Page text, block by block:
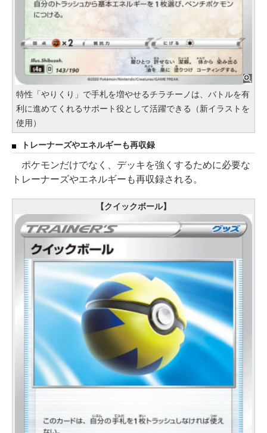
特性「やりくり」で手札を増やせるチラチーノは、バトルを有
利に進めてくれるサポート役として活躍できる（新イラストを
使用）
トレーナーズやエネルギーも再収録
ポケモンだけでなく、デッキを強くするために必要な
トレーナーズやエネルギーも再収録される。
【クイックボール】